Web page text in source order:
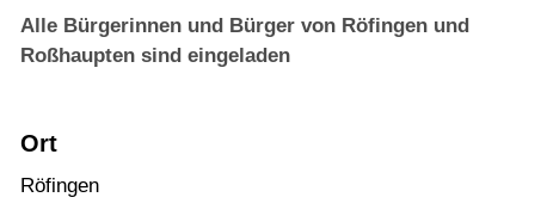
Alle Bürgerinnen und Bürger von Röfingen und
Roßhaupten sind eingeladen
Ort
Röfingen